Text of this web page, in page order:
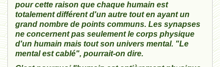
pour cette raison que chaque humain est
totalement différent d'un autre tout en ayant un
grand nombre de points communs. Les synapses
ne concernent pas seulement le corps physique
d'un humain mais tout son univers mental. "Le
mental est cablé", pourrait-on dire.